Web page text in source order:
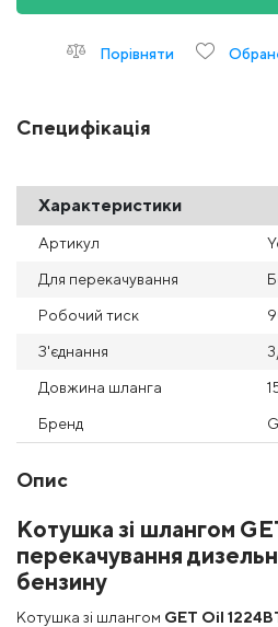
Порівняти
Специфікація
Характеристики
Артикул
Для перекачування
Робочий тиск
З'єднання
Довжина шланга
Бренд
Опис
Котушка зі шлангом
перекачування
бензину
Котушка зі шлангом GET Oil